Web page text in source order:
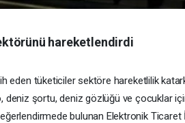
hareketlendirdi
eden tüketiciler sektöre hareketlilik
deniz şortu, deniz gözlüğü ve çocuklar
bulunan Elektronik